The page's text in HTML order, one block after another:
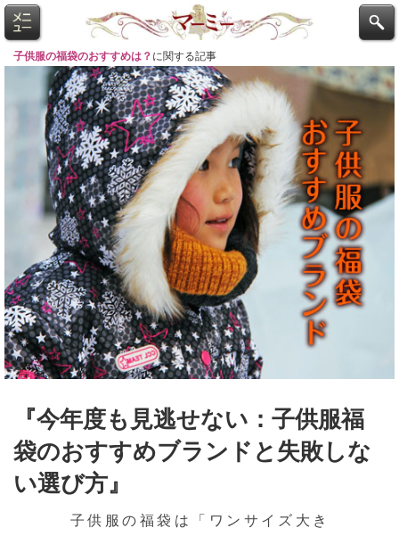
子供服の福袋のおすすめは？ に関する記事
『今年度も見逃せない：子供服福
袋のおすすめブランドと失敗しな
い選び方』
子供服の福袋は「ワンサイズ大き